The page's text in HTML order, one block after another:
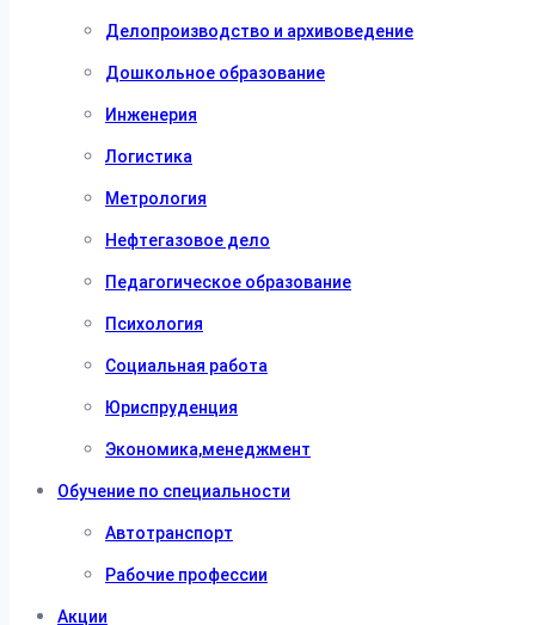
Делопроизводство и архивоведение
Дошкольное образование
Инженерия
Логистика
Метрология
Нефтегазовое дело
Педагогическое образование
Психология
Социальная работа
Юриспруденция
Экономика,менеджмент
Обучение по специальности
Автотранспорт
Рабочие профессии
Акции